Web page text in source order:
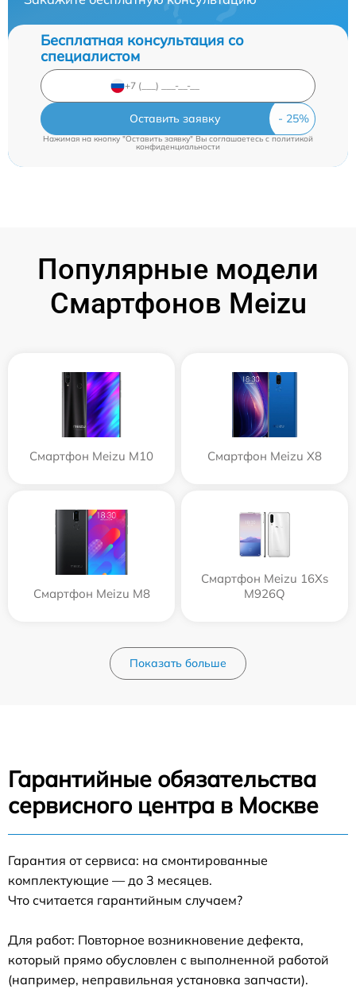
Бесплатная консультация со
специалистом
Оставить заявку
Нажимая на кнопку "Оставить заявку" Вы соглашаетесь cполитикой
конфиденциальности
Популярные модели
Смартфонов Meizu
Смартфон Meizu M10 Смартфон Meizu X8
Смартфон Meizu M8
Смартфон Meizu 16Xs
M926Q
Показать больше
Гарантийные обязательства
сервисного центра в Москве
Гарантия от сервиса: на смонтированные
комплектующие — до 3 месяцев.
Что считается гарантийным случаем?
Для работ: Повторное возникновение дефекта,
который прямо обусловлен с выполненной работой
(например, неправильная установка запчасти).